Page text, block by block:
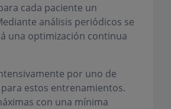
cada paciente un
análisis periódicos se
una optimización continua
por uno de
estos entrenamientos.
con una mínima